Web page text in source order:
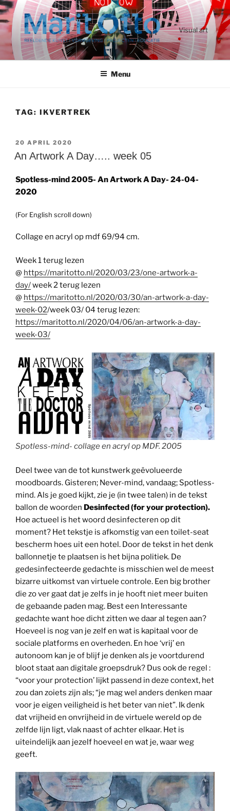
Ga
naar
de
inhoud
Visual art
Menu
TAG: IKVERTREK
GEPLAATST
OP
20 APRIL 2020
An Artwork A Day….. week 05
Spotless-mind 2005- An Artwork A Day- 24-04-
2020
(For English scroll down)
Collage en acryl op mdf 69/94 cm.
Week 1 terug lezen
@ https://maritotto.nl/2020/03/23/one-artwork-a-
day/week 2 terug lezen
@ https://maritotto.nl/2020/03/30/an-artwork-a-day-
week-02/week 03/ 04 terug lezen:
https://maritotto.nl/2020/04/06/an-artwork-a-day-
week-03/
Spotless-mind- collage en acryl op MDF. 2005
Deel twee van de tot kunstwerk geëvolueerde
moodboards. Gisteren; Never-mind, vandaag; Spotless-
mind. Als je goed kijkt, zie je (in twee talen) in de tekst
ballon de woorden Desinfected (for your protection).
Hoe actueel is het woord desinfecteren op dit
moment? Het tekstje is afkomstig van een toilet-seat
bescherm hoes uit een hotel. Door de tekst in het denk
ballonnetje te plaatsen is het bijna politiek. De
gedesinfecteerde gedachte is misschien wel de meest
bizarre uitkomst van virtuele controle. Een big brother
die zo ver gaat dat je zelfs in je hooft niet meer buiten
de gebaande paden mag. Best een Interessante
gedachte want hoe dicht zitten we daar al tegen aan?
Hoeveel is nog van je zelf en wat is kapitaal voor de
sociale platforms en overheden. En hoe ‘vrij’ en
autonoom kan je of blijf je denken als je voortdurend
bloot staat aan digitale groepsdruk? Dus ook de regel :
“voor your protection’ lijkt passend in deze context, het
zou dan zoiets zijn als; “je mag wel anders denken maar
voor je eigen veiligheid is het beter van niet”. Ik denk
dat vrijheid en onvrijheid in de virtuele wereld op de
zelfde lijn ligt, vlak naast of achter elkaar. Het is
uiteindelijk aan jezelf hoeveel en wat je, waar weg
geeft.